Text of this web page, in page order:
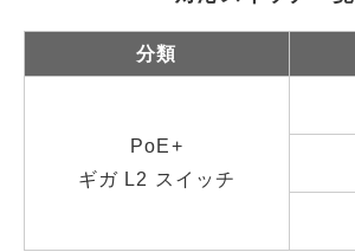
分類
PoE+
ギガ L2 スイッチ